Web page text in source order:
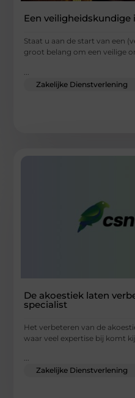
Een
Staat u aan de start van een
groot belang om een veilige
Zakelijke Dienstverlening
De akoestiek laten
specialist
Het verbeteren van de
waar veel expertise bij komt
...
Zakelijke Dienstverlening